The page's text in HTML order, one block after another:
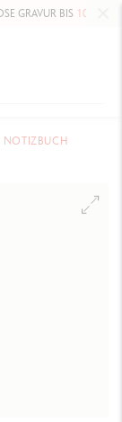
BIS10. MAI 2026
NOTIZBUCH